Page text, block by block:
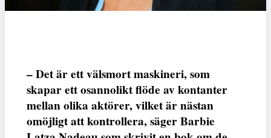
– Det är ett välsmort maskineri, som
skapar ett osannolikt flöde av kontanter
mellan olika aktörer, vilket är nästan
omöjligt att kontrollera, säger Barbie